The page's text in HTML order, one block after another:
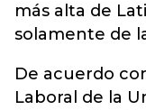
más alta de
solamente de
De acuerdo
Laboral de la